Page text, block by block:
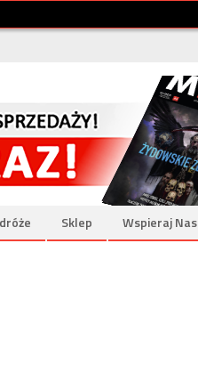
Sklep Wspieraj Nas